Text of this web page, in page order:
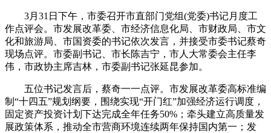
3月31日下午，市委召开市直部门党组(党委)书记月度工
作点评会。市发展改革委、市经济信息化局、市财政局、市文
化和旅游局、市国资委的书记依次发言，并接受市委书记蔡奇
现场点评。市委副书记、市长陈吉宁，市人大常委会主任李
伟，市政协主席吉林，市委副书记张延昆参加。
五位书记发言后，蔡奇一一点评。市发展改革委高标准编
制“十四五”规划纲要，围绕实现“开门红”加强经济运行调度，
固定资产投资计划下达完成全年任务50%；牵头建立高质量发
展政策体系，推动全市营商环境连续两年保持国内第一；发